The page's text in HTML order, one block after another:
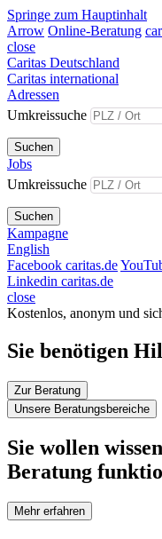
Springe zum Hauptinhalt
Arrow Online-Beratung
close
Caritas Deutschland
Caritas international
Adressen
Umkreissuche
Suchen
Jobs
Umkreissuche
Suchen
Kampagne
English
Facebook caritas.de
Linkedin caritas.de
close
Kostenlos, anonym und
Sie benötigen
Zur Beratung
Unsere Beratungsbereiche
Sie wollen
Beratung
Mehr erfahren